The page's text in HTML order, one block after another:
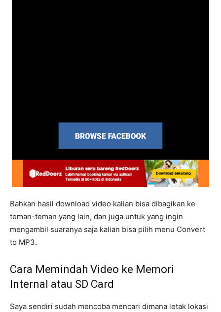
Bahkan hasil download video kalian bisa dibagikan ke
teman-teman yang lain, dan juga untuk yang ingin
mengambil suaranya saja kalian bisa pilih menu Convert
to MP3.
Cara Memindah Video ke Memori
Internal atau SD Card
Saya sendiri sudah mencoba mencari dimana letak lokasi